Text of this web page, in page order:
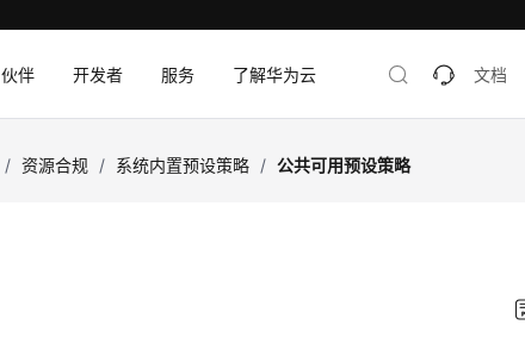
伙伴 开发者 服务 了解华为云 文档
/ 资源合规 / 系统内置预设策略 / 公共可用预设策略